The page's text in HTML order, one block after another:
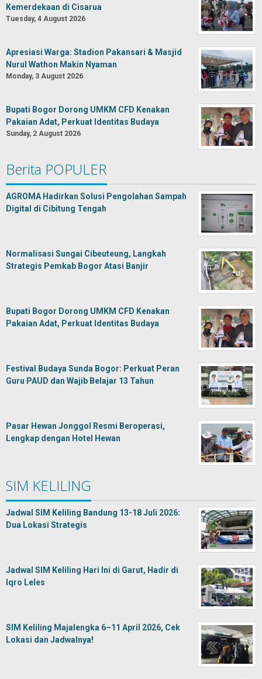
Kemerdekaan di Cisarua
Tuesday, 4 August 2026
Apresiasi Warga: Stadion Pakansari & Masjid
Nurul Wathon Makin Nyaman
Monday, 3 August 2026
Bupati Bogor Dorong UMKM CFD Kenakan
Pakaian Adat, Perkuat Identitas Budaya
Sunday, 2 August 2026
Berita POPULER
AGROMA Hadirkan Solusi Pengolahan Sampah
Digital di Cibitung Tengah
Normalisasi Sungai Cibeuteung, Langkah
Strategis Pemkab Bogor Atasi Banjir
Bupati Bogor Dorong UMKM CFD Kenakan
Pakaian Adat, Perkuat Identitas Budaya
Festival Budaya Sunda Bogor: Perkuat Peran
Guru PAUD dan Wajib Belajar 13 Tahun
Pasar Hewan Jonggol Resmi Beroperasi,
Lengkap dengan Hotel Hewan
SIM KELILING
Jadwal SIM Keliling Bandung 13-18 Juli 2026:
Dua Lokasi Strategis
Jadwal SIM Keliling Hari Ini di Garut, Hadir di
Iqro Leles
SIM Keliling Majalengka 6–11 April 2026, Cek
Lokasi dan Jadwalnya!